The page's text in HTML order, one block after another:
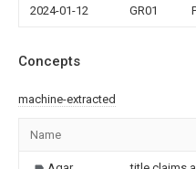
2024-01-12 GR01
Concepts
machine-extracted
Name